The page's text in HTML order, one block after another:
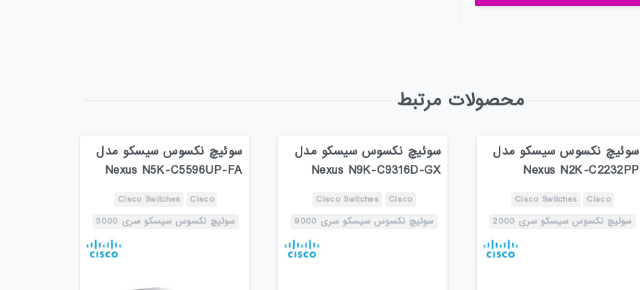
محصولات مرتبط
سوئیچ نکسوس سیسکو مدل
Nexus N2K-C2232PP
Cisco
Cisco Switches
سوئیچ نکسوس سیسکو سری 2000
سوئیچ نکسوس سیسکو مدل
Nexus N9K-C9316D-GX
Cisco
Cisco Switches
سوئیچ نکسوس سیسکو سری 9000
سوئیچ نکسوس سیسکو مدل
Nexus N5K-C5596UP-FA
Cisco
Cisco Switches
سوئیچ نکسوس سیسکو سری 5000